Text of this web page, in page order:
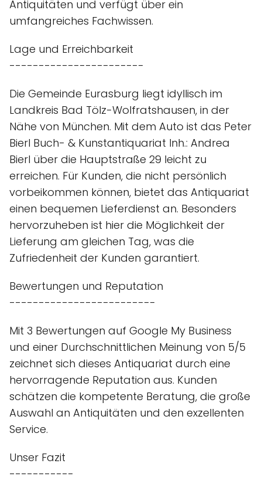
Antiquitäten und verfügt über ein
umfangreiches Fachwissen.
Lage und Erreichbarkeit
-----------------------
Die Gemeinde Eurasburg liegt idyllisch im
Landkreis Bad Tölz-Wolfratshausen, in der
Nähe von München. Mit dem Auto ist das Peter
Bierl Buch- & Kunstantiquariat Inh.: Andrea
Bierl über die Hauptstraße 29 leicht zu
erreichen. Für Kunden, die nicht persönlich
vorbeikommen können, bietet das Antiquariat
einen bequemen Lieferdienst an. Besonders
hervorzuheben ist hier die Möglichkeit der
Lieferung am gleichen Tag, was die
Zufriedenheit der Kunden garantiert.
Bewertungen und Reputation
-------------------------
Mit 3 Bewertungen auf Google My Business
und einer Durchschnittlichen Meinung von 5/5
zeichnet sich dieses Antiquariat durch eine
hervorragende Reputation aus. Kunden
schätzen die kompetente Beratung, die große
Auswahl an Antiquitäten und den exzellenten
Service.
Unser Fazit
-----------